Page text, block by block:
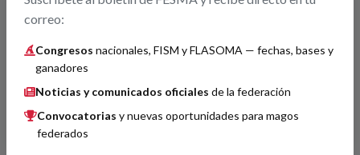
12/04/2024
concursantes representantes de España en los
campeonatos FISM de Europa y Mundiales
correo:
Congresos nacionales, FISM y FLASOMA — fechas, bases y
ganadores
Noticias y comunicados oficiales de la federación
Convocatorias y nuevas oportunidades para magos
federados